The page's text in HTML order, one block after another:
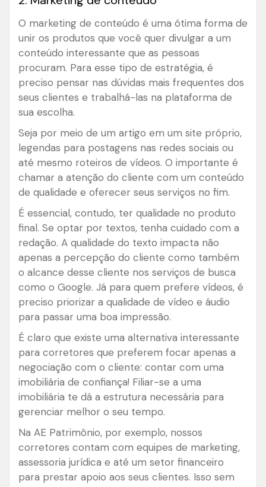
O marketing de conteúdo é uma ótima forma de
unir os produtos que você quer divulgar a um
conteúdo interessante que as pessoas
procuram. Para esse tipo de estratégia, é
preciso pensar nas dúvidas mais frequentes dos
seus clientes e trabalhá-las na plataforma de
sua escolha.
Seja por meio de um artigo em um site próprio,
legendas para postagens nas redes sociais ou
até mesmo roteiros de vídeos. O importante é
chamar a atenção do cliente com um conteúdo
de qualidade e oferecer seus serviços no fim.
É essencial, contudo, ter qualidade no produto
final. Se optar por textos, tenha cuidado com a
redação. A qualidade do texto impacta não
apenas a percepção do cliente como também
o alcance desse cliente nos serviços de busca
como o Google. Já para quem prefere vídeos, é
preciso priorizar a qualidade de vídeo e áudio
para passar uma boa impressão.
É claro que existe uma alternativa interessante
para corretores que preferem focar apenas a
negociação com o cliente: contar com uma
imobiliária de confiança! Filiar-se a uma
imobiliária te dá a estrutura necessária para
gerenciar melhor o seu tempo.
Na AE Patrimônio, por exemplo, nossos
corretores contam com equipes de marketing,
assessoria jurídica e até um setor financeiro
para prestar apoio aos seus clientes. Isso sem